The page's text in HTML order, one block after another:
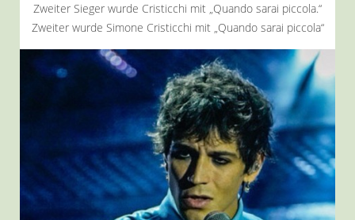
Zweiter Sieger wurde Cristicchi mit „Quando sarai piccola.“
Zweiter wurde Simone Cristicchi mit „Quando sarai piccola“